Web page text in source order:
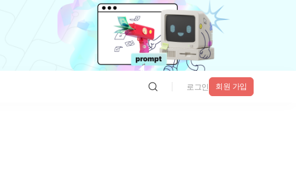
로그인 회원 가입